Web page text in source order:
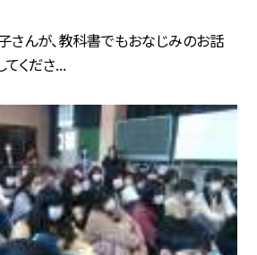
さんが、教科書でもおなじみのお話
くださ...